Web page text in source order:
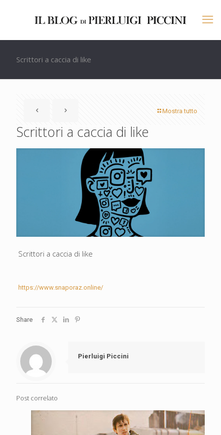
Scrittori a caccia di like
Mostra tutto
Scrittori a caccia di like
Scrittori a caccia di like
https://www.snaporaz.online/
Share
Pierluigi Piccini
Post correlato